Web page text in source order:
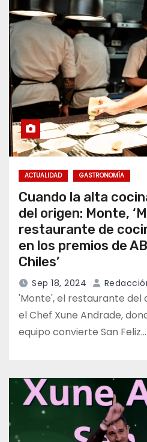
ACTUALIDAD GASTRONOMÍA
Cuando la alta
del origen: Monte,
restaurante de
en los premios de
Chiles’
Sep 18, 2024
'Monte', el restaurante del
el Chef Xune Andrade,
equipo convierte San Feliz…